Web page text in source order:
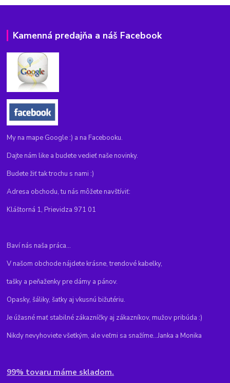
Kamenná predajňa a náš Facebook
My na mape Google :) a na Facebooku.
Dajte nám like a budete vedieť naše novinky.
Budete žiť tak trochu s nami :)
Adresa obchodu, tu nás môžete navštíviť:
Kláštorná 1, Prievidza 971 01
Baví nás naša práca...
V našom obchode nájdete krásne, trendové kabelky,
tašky a peňaženky pre dámy a pánov.
Opasky, šáliky, šatky aj vkusnú bižutériu.
Je úžasné mať stabilné zákazníčky aj zákazníkov, mužov pribúda :)
Nikdy nevyhoviete všetkým, ale veľmi sa snažíme...Janka a Monika
99% tovaru máme skladom.